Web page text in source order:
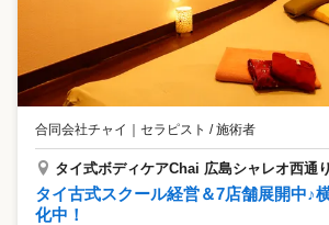
合同会社チャイ セラピスト / 施術者
タイ式ボディケアChai 広島シャレオ西通
タイ古式スクール経営＆7店舗展開中♪
化中！